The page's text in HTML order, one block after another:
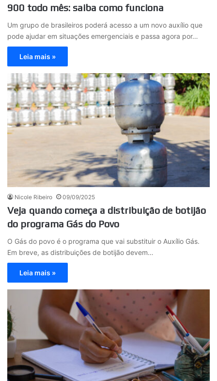
900 todo mês: saiba como funciona
Um grupo de brasileiros poderá acesso a um novo auxílio que
pode ajudar em situações emergenciais e passa agora por…
Leia mais »
Nicole Ribeiro 09/09/2025
Veja quando começa a distribuição de botijão
do programa Gás do Povo
O Gás do povo é o programa que vai substituir o Auxílio Gás.
Em breve, as distribuições de botijão devem…
Leia mais »